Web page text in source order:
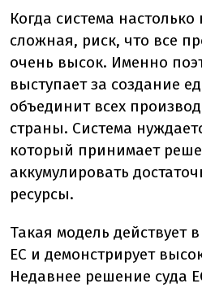
Когда система
сложная, риск, что все
очень высок. Именно
выступает за создание
объединит всех
страны. Система
который принимает
аккумулировать
ресурсы.
Такая модель действует
ЕС и демонстрирует
Недавнее решение суда